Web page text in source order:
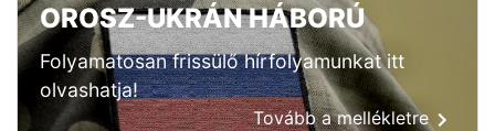
OROSZ-UKRÁN HÁBORÚ
Folyamatosan frissülő hírfolyamunkat itt
olvashatja!
Tovább a mellékletre